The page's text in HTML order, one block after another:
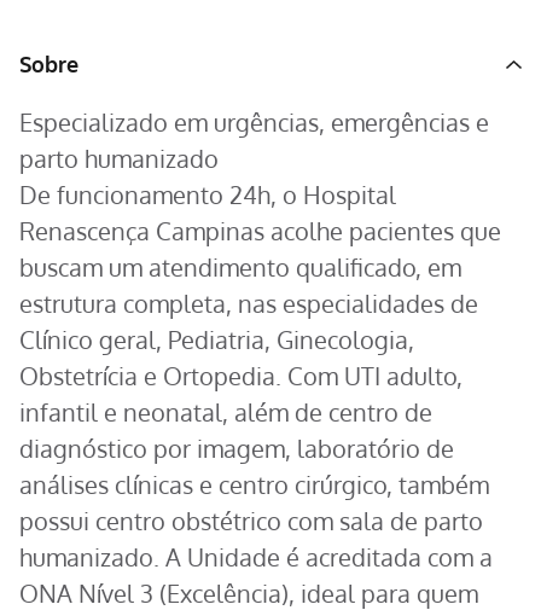
Sobre
Especializado em urgências, emergências e
parto humanizado
De funcionamento 24h, o Hospital
Renascença Campinas acolhe pacientes que
buscam um atendimento qualificado, em
estrutura completa, nas especialidades de
Clínico geral, Pediatria, Ginecologia,
Obstetrícia e Ortopedia. Com UTI adulto,
infantil e neonatal, além de centro de
diagnóstico por imagem, laboratório de
análises clínicas e centro cirúrgico, também
possui centro obstétrico com sala de parto
humanizado. A Unidade é acreditada com a
ONA Nível 3 (Excelência), ideal para quem